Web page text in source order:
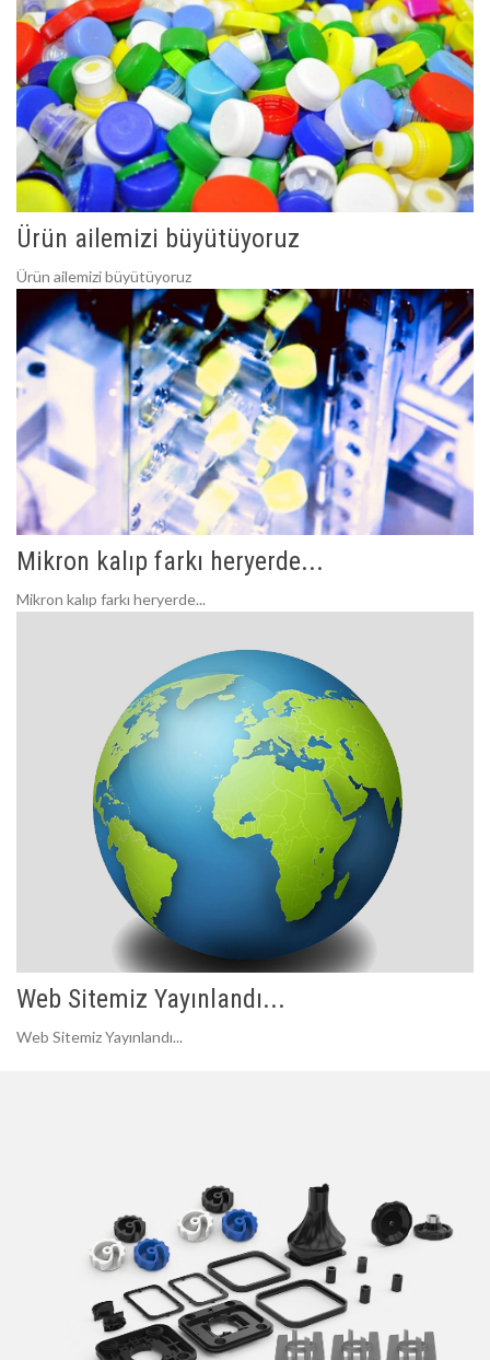
Ürün ailemizi büyütüyoruz
Ürün ailemizi büyütüyoruz
Mikron kalıp farkı heryerde...
Mikron kalıp farkı heryerde...
Web Sitemiz Yayınlandı...
Web Sitemiz Yayınlandı...